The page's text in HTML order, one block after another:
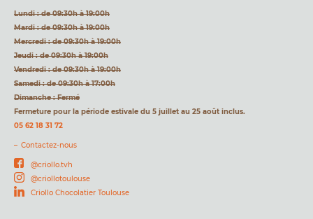
Lundi : de 09:30h à 19:00h
Mardi : de 09:30h à 19:00h
Mercredi : de 09:30h à 19:00h
Jeudi : de 09:30h à 19:00h
Vendredi : de 09:30h à 19:00h
Samedi : de 09:30h à 17:00h
Dimanche : Fermé
Fermeture pour la période estivale du 5 juillet au 25 août inclus.
05 62 18 31 72
Contactez-nous
@criollo.tvh
@criollotoulouse
Criollo Chocolatier Toulouse